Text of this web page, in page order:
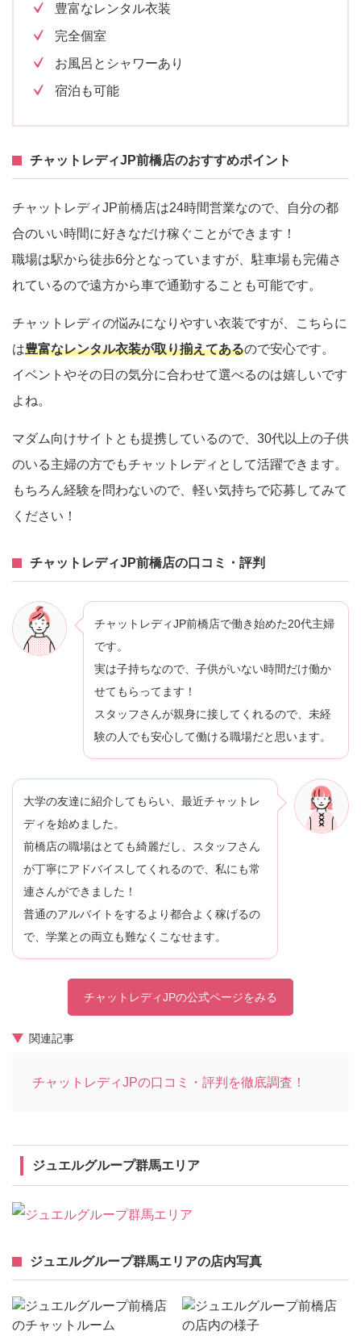
豊富なレンタル衣装
完全個室
お風呂とシャワーあり
宿泊も可能
チャットレディJP前橋店のおすすめポイント
チャットレディJP前橋店は24時間営業なので、自分の都
合のいい時間に好きなだけ稼ぐことができます！
職場は駅から徒歩6分となっていますが、駐車場も完備さ
れているので遠方から車で通勤することも可能です。
チャットレディの悩みになりやすい衣装ですが、こちらに
は豊富なレンタル衣装が取り揃えてあるので安心です。
イベントやその日の気分に合わせて選べるのは嬉しいです
よね。
マダム向けサイトとも提携しているので、30代以上の子供
のいる主婦の方でもチャットレディとして活躍できます。
もちろん経験を問わないので、軽い気持ちで応募してみて
ください！
チャットレディJP前橋店の口コミ・評判
チャットレディJP前橋店で働き始めた20代主婦
です。
実は子持ちなので、子供がいない時間だけ働か
せてもらってます！
スタッフさんが親身に接してくれるので、未経
験の人でも安心して働ける職場だと思います。
大学の友達に紹介してもらい、最近チャットレ
ディを始めました。
前橋店の職場はとても綺麗だし、スタッフさん
が丁寧にアドバイスしてくれるので、私にも常
連さんができました！
普通のアルバイトをするより都合よく稼げるの
で、学業との両立も難なくこなせます。
チャットレディJPの公式ページをみる
関連記事
チャットレディJPの口コミ・評判を徹底調査！
ジュエルグループ群馬エリア
ジュエルグループ群馬エリアの店内写真